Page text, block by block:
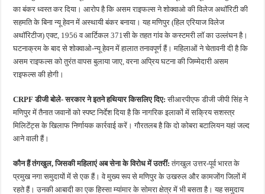
का बंकर ध्वस्त कर दिया। आरोप है कि असम राइफल्स ने शोक्वाओ की विलेज अथॉरिटी की
सहमति के बिना न्यू हेवन में अस्थायी बंकर बनाया। यह मणिपुर (हिल एरियाज विलेज
अथॉरिटीज) एक्ट, 1956 व आर्टिकल 371सी के तहत गांव के कस्टमरी लॉ का उल्लंघन है।
घटनाक्रम के बाद से शोक्वाओ-न्यू हेवन में हालात तनावपूर्ण हैं। महिलाओं ने चेतावनी दी है कि
असम राइफल्स को तुरंत वापस बुलाया जाए, वरना अप्रिय घटना की जिम्मेदारी असम
राइफल्स की होगी।
CRPF डीजी बोले- सरकार ने इतने हथियार किसलिए दिए:सीआरपीएफ डीजी जीपी सिंह ने
मणिपुर में तैनात जवानों को स्पष्ट निर्देश दिया है कि नागरिक इलाकों में सक्रिय सशस्त्र
मिलिटेंट्स के खिलाफ निर्णायक कार्रवाई करें। गौरतलब है कि दो कोबरा बटालियन यहां जल्द
आने वाली हैं।
कौन हैं तंगखुल, जिसकी महिलाएं अब सेना के विरोध में उतरीं:तंगखुल उत्तर-पूर्व भारत के
प्रमुख नगा समुदायों में से एक हैं। वे मुख्य रूप से मणिपुर के उखरुल और कामजोंग जिलों में
रहते हैं। उनकी आबादी का एक हिस्सा म्यांमार के सोमरा क्षेत्र में भी बसता है। यह समुदाय